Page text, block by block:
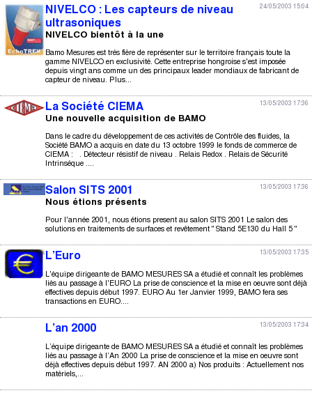
24/05/2003 15:04
NIVELCO : Les capteurs de niveau
ultrasoniques
NIVELCO bientôt à la une
Bamo Mesures est trés fière de représenter sur le territoire français toute la
gamme NIVELCO en exclusivité. Cette entreprise hongroise s'est imposée
depuis vingt ans comme un des principaux leader mondiaux de fabricant de
capteur de niveau. Plus...
13/05/2003 17:36
La Société CIEMA
Une nouvelle acquisition de BAMO
Dans le cadre du développement de ces activités de Contrôle des fluides, la
Société BAMO a acquis en date du 13 octobre 1999 le fonds de commerce de
CIEMA : . Détecteur résistif de niveau . Relais Redox . Relais de Sécurité
Intrinséque ....
13/05/2003 17:36
Salon SITS 2001
Nous étions présents
Pour l'année 2001, nous étions present au salon SITS 2001 Le salon des
solutions en traitements de surfaces et revêtement " Stand 5E130 du Hall 5 "
13/05/2003 17:35
L’Euro
L'équipe dirigeante de BAMO MESURES SA a étudié et connaît les problèmes
liés au passage à l'EURO La prise de conscience et la mise en oeuvre sont déjà
effectives depuis début 1997. EURO Au 1er Janvier 1999, BAMO fera ses
transactions en EURO....
13/05/2003 17:34
L’an 2000
L’équipe dirigeante de BAMO MESURES SA a étudié et connaît les problèmes
liés au passage à l’An 2000 La prise de conscience et la mise en oeuvre sont
déjà effectives depuis début 1997. AN 2000 a) Nos produits : Actuellement nos
matériels,...